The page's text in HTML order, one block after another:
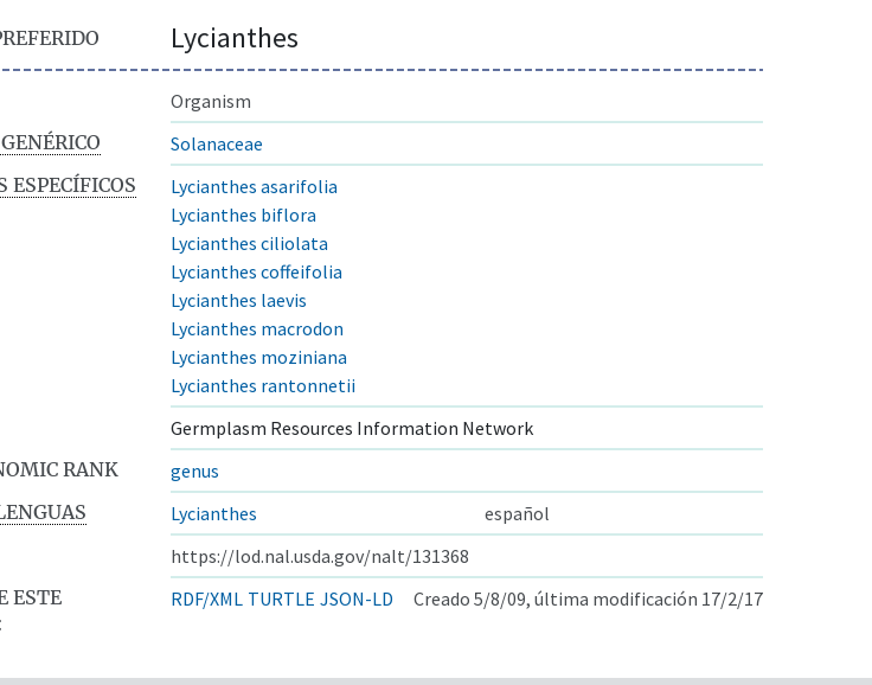
Lycianthes
Organism
Solanaceae
ESPECÍFICOS
Lycianthes asarifolia
Lycianthes biflora
Lycianthes ciliolata
Lycianthes coffeifolia
Lycianthes laevis
Lycianthes macrodon
Lycianthes moziniana
Lycianthes rantonnetii
Germplasm Resources Information Network
RANK
genus
Lycianthes
español
https://lod.nal.usda.gov/nalt/131368
ESTE
RDF/XML TURTLE JSON-LD Creado 5/8/09, última modificación 17/2/17